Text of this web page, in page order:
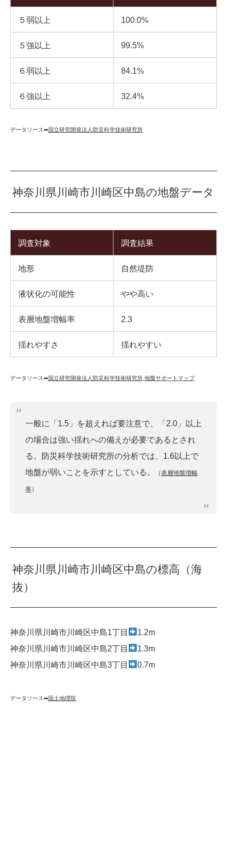
５弱以上 100.0%
５強以上 99.5%
６弱以上 84.1%
６強以上 32.4%
データソース➡︎国立研究開発法人防災科学技術研究所
神奈川県川崎市川崎区中島の地盤データ
調査対象 調査結果
地形 自然堤防
液状化の可能性 やや高い
表層地盤増幅率 2.3
揺れやすさ 揺れやすい
データソース➡︎国立研究開発法人防災科学技術研究所 地盤サポートマップ
一般に「1.5」を超えれば要注意で、「2.0」以上
の場合は強い揺れへの備えが必要であるとされ
る。防災科学技術研究所の分析では、1.6以上で
地盤が弱いことを示すとしている。
（表層地盤増幅
率）
神奈川県川崎市川崎区中島の標高（海
抜）
神奈川県川崎市川崎区中島1丁目
1.2m
神奈川県川崎市川崎区中島2丁目
1.3m
神奈川県川崎市川崎区中島3丁目
0.7m
データソース➡︎国土地理院